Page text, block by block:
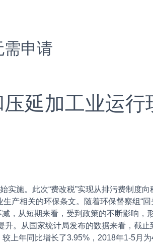
申请
延加工业运
施。此次“费改税”实现从排污费制度向
产相关的环保条文。随着环保督察组“
，从短期来看，受到政策的不断影响，
。从国家统计局发布的数据来看，截
上年同比增长了3.95%，2018年1-5月为